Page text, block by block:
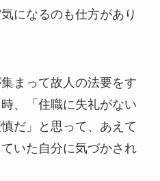
になるのも仕方があり
まって故人の法要をす
、「住職に失礼がない
だ」と思って、あえて
いた自分に気づかされ